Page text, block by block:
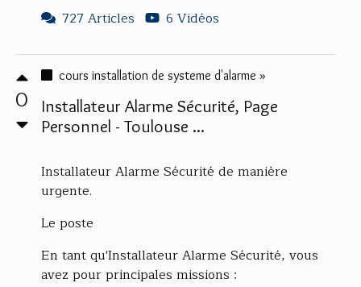
727 Articles 6 Vidéos
0
cours installation de systeme d'alarme »
Installateur Alarme Sécurité, Page
Personnel - Toulouse ...
Installateur Alarme Sécurité de manière
urgente.
Le poste
En tant qu'Installateur Alarme Sécurité, vous
avez pour principales missions :